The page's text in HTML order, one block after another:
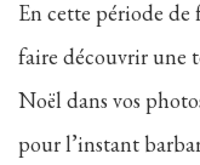
En cette période de
faire découvrir une
Noël dans vos
pour l’instant